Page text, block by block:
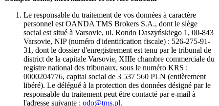
Le responsable du traitement de vos données à caractère
personnel est OANDA TMS Brokers S.A., dont le siège
social est situé à Varsovie, ul. Rondo Daszyńskiego 1, 00-843
Varsovie, NIP (numéro d'identification fiscale) : 526-275-91-
31, dont le dossier d'enregistrement est tenu par le tribunal de
district de la capitale Varsovie, XIIIe chambre commerciale du
registre national des tribunaux, sous le numéro KRS :
0000204776, capital social de 3 537 560 PLN (entièrement
libéré). Le délégué à la protection des données désigné par le
responsable du traitement peut être contacté par e-mail à
l'adresse suivante : odo@tms.pl.